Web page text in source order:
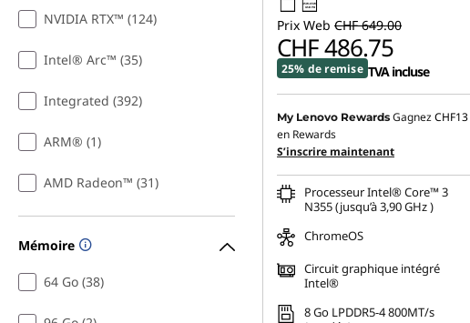
NVIDIA RTX™ (124)
Intel® Arc™ (35)
Integrated (392)
ARM® (1)
AMD Radeon™ (31)
Mémoire
64 Go (38)
45W-65W
USB PD
Prix Web CHF 649.00
CHF 486.75
25% de remise TVA incluse
My Lenovo Rewards GagnezCHF13
en Rewards
S’inscrire maintenant
Processeur Intel® Core™ 3
N355 (jusqu’à 3,90 GHz )
ChromeOS
Circuit graphique intégré
Intel®
8 Go LPDDR5-4 800MT/s